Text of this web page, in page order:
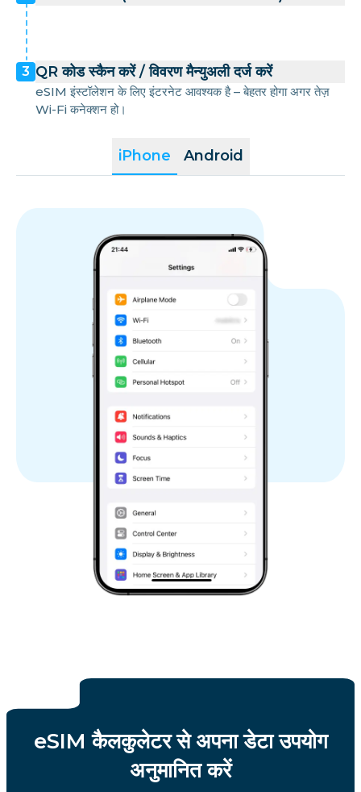
iPhone Android
3 QR कोड स्कैन करें / विवरण मैन्युअली दर्ज करें
eSIM इंस्टॉलेशन के लिए इंटरनेट आवश्यक है – बेहतर होगा अगर तेज़
Wi-Fi कनेक्शन हो।
eSIM कैलकुलेटर से अपना डेटा उपयोग
अनुमानित करें